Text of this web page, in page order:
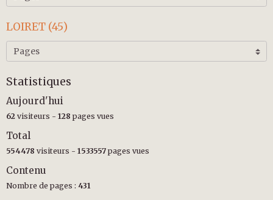
LOIRET (45)
Statistiques
Aujourd'hui
62 visiteurs - 128 pages vues
Total
554478 visiteurs - 1533557 pages vues
Contenu
Nombre de pages : 431